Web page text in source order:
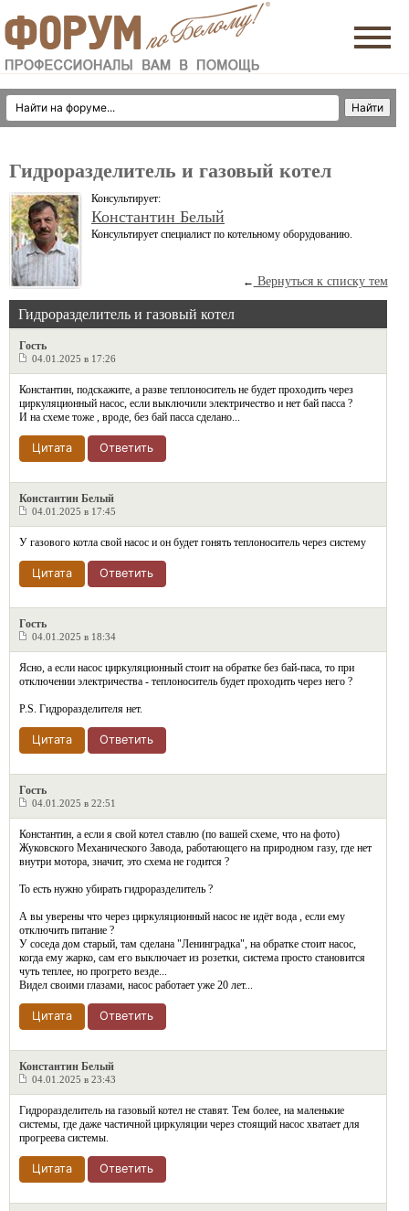
Гидроразделитель и газовый котел
Консультирует:
Константин Белый
Консультирует специалист по котельному оборудованию.
← Вернуться к списку тем
Гидроразделитель и газовый котел
Гость
04.01.2025 в 17:26
Константин, подскажите, а разве теплоноситель не будет проходить через
циркуляционный насос, если выключили электричество и нет бай пасса ?
И на схеме тоже , вроде, без бай пасса сделано...
Цитата Ответить
Константин Белый
04.01.2025 в 17:45
У газового котла свой насос и он будет гонять теплоноситель через систему
Цитата Ответить
Гость
04.01.2025 в 18:34
Ясно, а если насос циркуляционный стоит на обратке без бай-паса, то при
отключении электричества - теплоноситель будет проходить через него ?
P.S. Гидроразделителя нет.
Цитата Ответить
Гость
04.01.2025 в 22:51
Константин, а если я свой котел ставлю (по вашей схеме, что на фото)
Жуковского Механического Завода, работающего на природном газу, где нет
внутри мотора, значит, это схема не годится ?
То есть нужно убирать гидроразделитель ?
А вы уверены что через циркуляционный насос не идёт вода , если ему
отключить питание ?
У соседа дом старый, там сделана "Ленинградка", на обратке стоит насос,
когда ему жарко, сам его выключает из розетки, система просто становится
чуть теплее, но прогрето везде...
Видел своими глазами, насос работает уже 20 лет...
Цитата Ответить
Константин Белый
04.01.2025 в 23:43
Гидроразделитель на газовый котел не ставят. Тем более, на маленькие
системы, где даже частичной циркуляции через стоящий насос хватает для
прогреева системы.
Цитата Ответить